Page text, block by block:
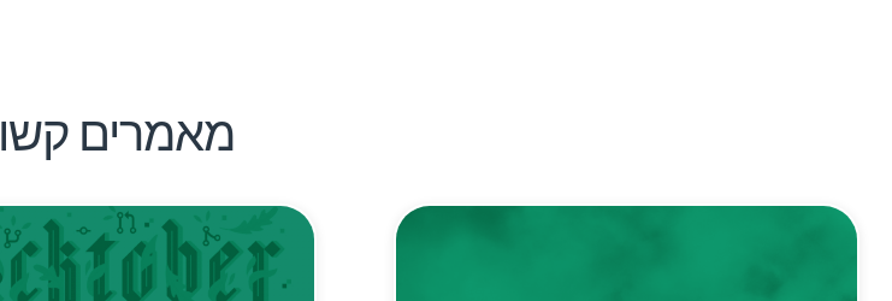
מאמרים